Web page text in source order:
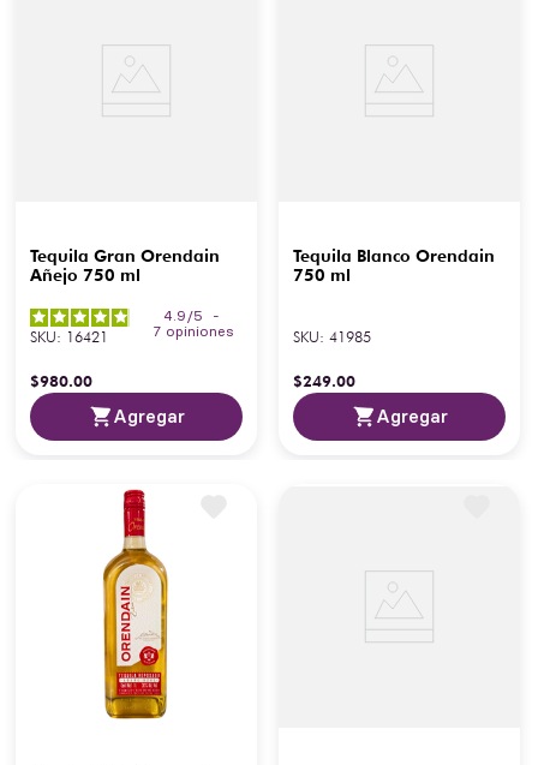
Tequila Gran Orendain
Añejo 750 ml
4.9 /5
-
7 opiniones
SKU: 16421
$980.00
Agregar
Tequila Blanco Orendain
750 ml
SKU: 41985
$249.00
Agregar